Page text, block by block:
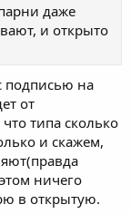
даже
и открыто
подписью на
от
типа сколько
и скажем,
ничего
в открытую.